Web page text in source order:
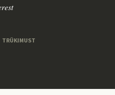
TRÜKIMUST